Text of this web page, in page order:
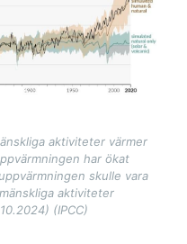
aktiviteter värmer
har ökat
skulle vara
aktiviteter
(IPCC)